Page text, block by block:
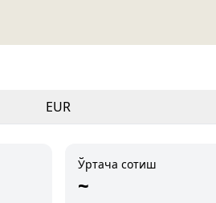
EUR
Ўртача сотиш
~